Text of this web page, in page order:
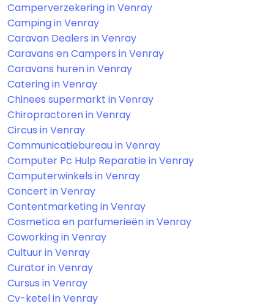
Camperverzekering in Venray
Camping in Venray
Caravan Dealers in Venray
Caravans en Campers in Venray
Caravans huren in Venray
Catering in Venray
Chinees supermarkt in Venray
Chiropractoren in Venray
Circus in Venray
Communicatiebureau in Venray
Computer Pc Hulp Reparatie in Venray
Computerwinkels in Venray
Concert in Venray
Contentmarketing in Venray
Cosmetica en parfumerieën in Venray
Coworking in Venray
Cultuur in Venray
Curator in Venray
Cursus in Venray
Cv-ketel in Venray